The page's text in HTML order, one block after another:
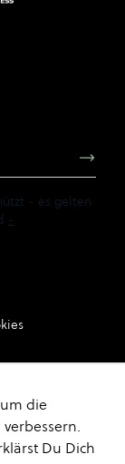
- es gelten
-
die
Du Dich